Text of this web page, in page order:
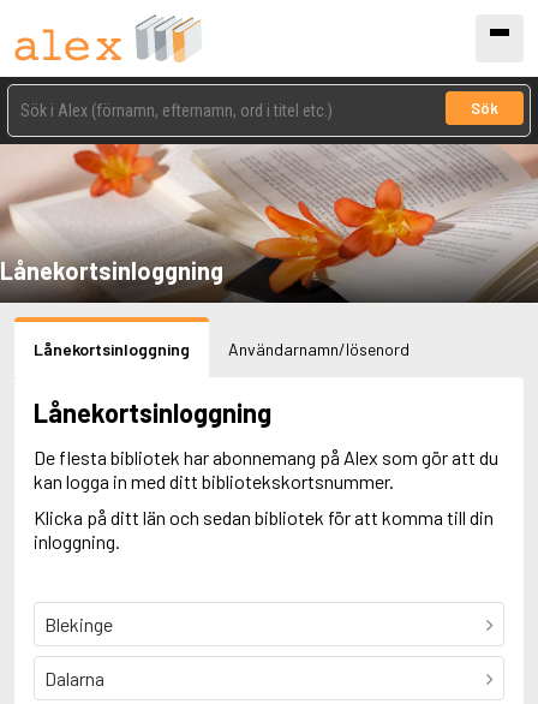
Sök
Lånekortsinloggning
Lånekortsinloggning Användarnamn/lösenord
Lånekortsinloggning
De flesta bibliotek har abonnemang på Alex som gör att du
kan logga in med ditt bibliotekskortsnummer.
Klicka på ditt län och sedan bibliotek för att komma till din
inloggning.
Blekinge
Dalarna